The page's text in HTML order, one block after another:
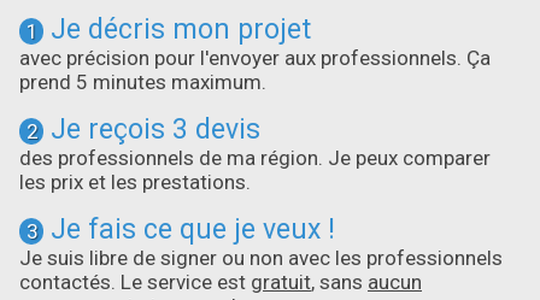
1 Je décris mon projet
avec précision pour l'envoyer aux professionnels. Ça
prend 5 minutes maximum.
2 Je reçois 3 devis
des professionnels de ma région. Je peux comparer
les prix et les prestations.
3 Je fais ce que je veux !
Je suis libre de signer ou non avec les professionnels
contactés. Le service est gratuit, sans aucun